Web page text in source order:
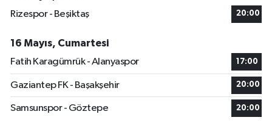
Rizespor - Beşiktaş
20:00
16 Mayıs, Cumartesi
Fatih Karagümrük - Alanyaspor
17:00
Gaziantep FK - Başakşehir 20:00
Samsunspor - Göztepe 20:00